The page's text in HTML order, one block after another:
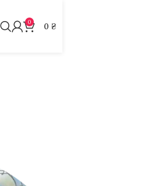
0 0 ₴